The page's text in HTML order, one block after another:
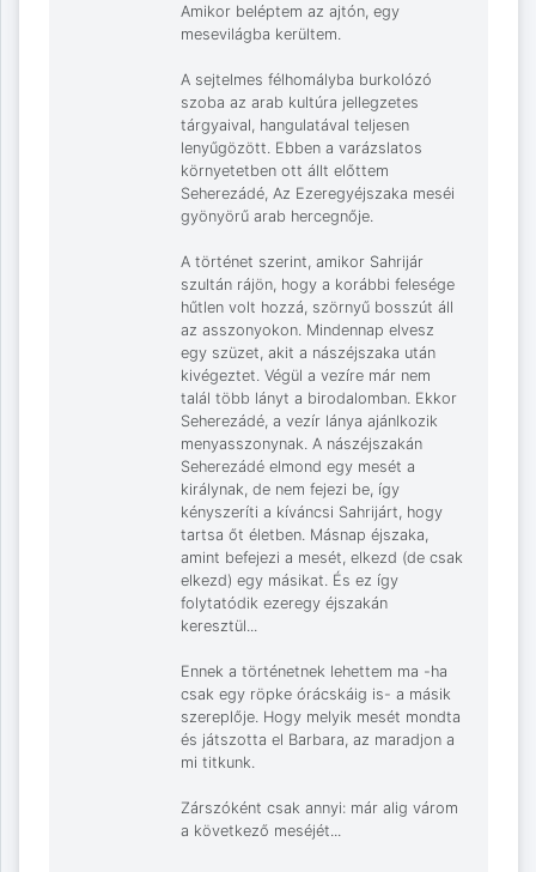
Amikor beléptem az ajtón, egy
mesevilágba kerültem.
A sejtelmes félhomályba burkolózó
szoba az arab kultúra jellegzetes
tárgyaival, hangulatával teljesen
lenyűgözött. Ebben a varázslatos
környetetben ott állt előttem
Seherezádé, Az Ezeregyéjszaka meséi
gyönyörű arab hercegnője.
A történet szerint, amikor Sahrijár
szultán rájön, hogy a korábbi felesége
hűtlen volt hozzá, szörnyű bosszút áll
az asszonyokon. Mindennap elvesz
egy szüzet, akit a nászéjszaka után
kivégeztet. Végül a vezíre már nem
talál több lányt a birodalomban. Ekkor
Seherezádé, a vezír lánya ajánlkozik
menyasszonynak. A nászéjszakán
Seherezádé elmond egy mesét a
királynak, de nem fejezi be, így
kényszeríti a kíváncsi Sahrijárt, hogy
tartsa őt életben. Másnap éjszaka,
amint befejezi a mesét, elkezd (de csak
elkezd) egy másikat. És ez így
folytatódik ezeregy éjszakán
keresztül...
Ennek a történetnek lehettem ma -ha
csak egy röpke órácskáig is- a másik
szereplője. Hogy melyik mesét mondta
és játszotta el Barbara, az maradjon a
mi titkunk.
Zárszóként csak annyi: már alig várom
a következő meséjét...